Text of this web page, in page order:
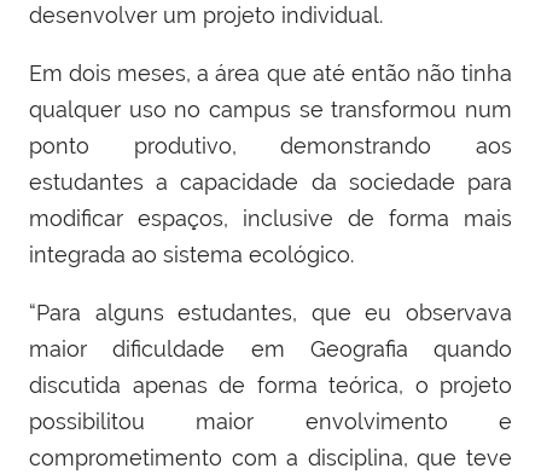
desenvolver um projeto individual.
Em dois meses, a área que até então não tinha
qualquer uso no campus se transformou num
ponto produtivo, demonstrando aos
estudantes a capacidade da sociedade para
modificar espaços, inclusive de forma mais
integrada ao sistema ecológico.
“Para alguns estudantes, que eu observava
maior dificuldade em Geografia quando
discutida apenas de forma teórica, o projeto
possibilitou maior envolvimento e
comprometimento com a disciplina, que teve